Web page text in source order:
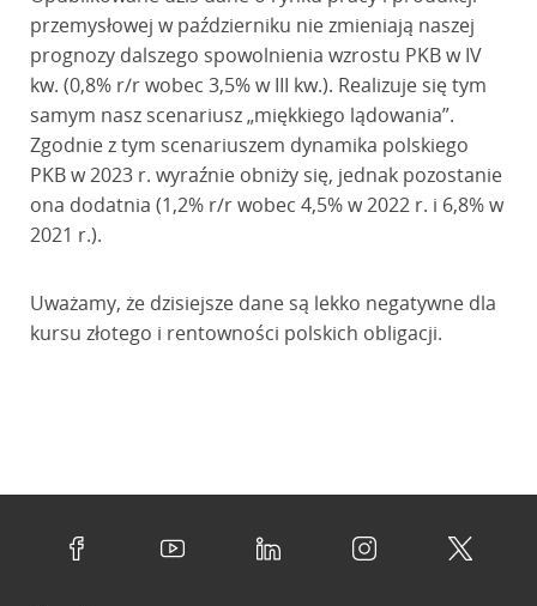
przemysłowej w październiku nie zmieniają naszej
prognozy dalszego spowolnienia wzrostu PKB w IV
kw. (0,8% r/r wobec 3,5% w III kw.). Realizuje się tym
samym nasz scenariusz „miękkiego lądowania”.
Zgodnie z tym scenariuszem dynamika polskiego
PKB w 2023 r. wyraźnie obniży się, jednak pozostanie
ona dodatnia (1,2% r/r wobec 4,5% w 2022 r. i 6,8% w
2021 r.).
Uważamy, że dzisiejsze dane są lekko negatywne dla
kursu złotego i rentowności polskich obligacji.